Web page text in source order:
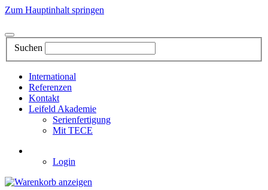
Zum Hauptinhalt springen
Suchen
International
Referenzen
Kontakt
Leifeld Akademie
Serienfertigung
Mit TECE
Login